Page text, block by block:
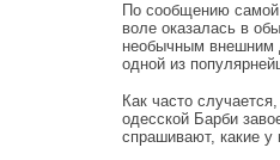
По сообщению самой
воле оказалась в
необычным внешним
одной из
Как часто
одесской Барби
спрашивают, какие